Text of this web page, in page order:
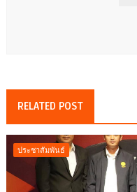
RELATED POST
ประชาสัมพันธ์